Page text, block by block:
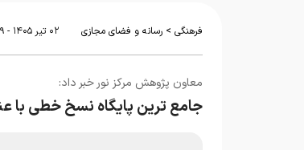
فرهنگی > رسانه و فضای مجازی ۰۲ تير ۱۴۰۵ - ۱۲:۳۹
معاون پژوهش مرکز نور خبر داد:
جامع ترین پایگاه نسخ خطی با